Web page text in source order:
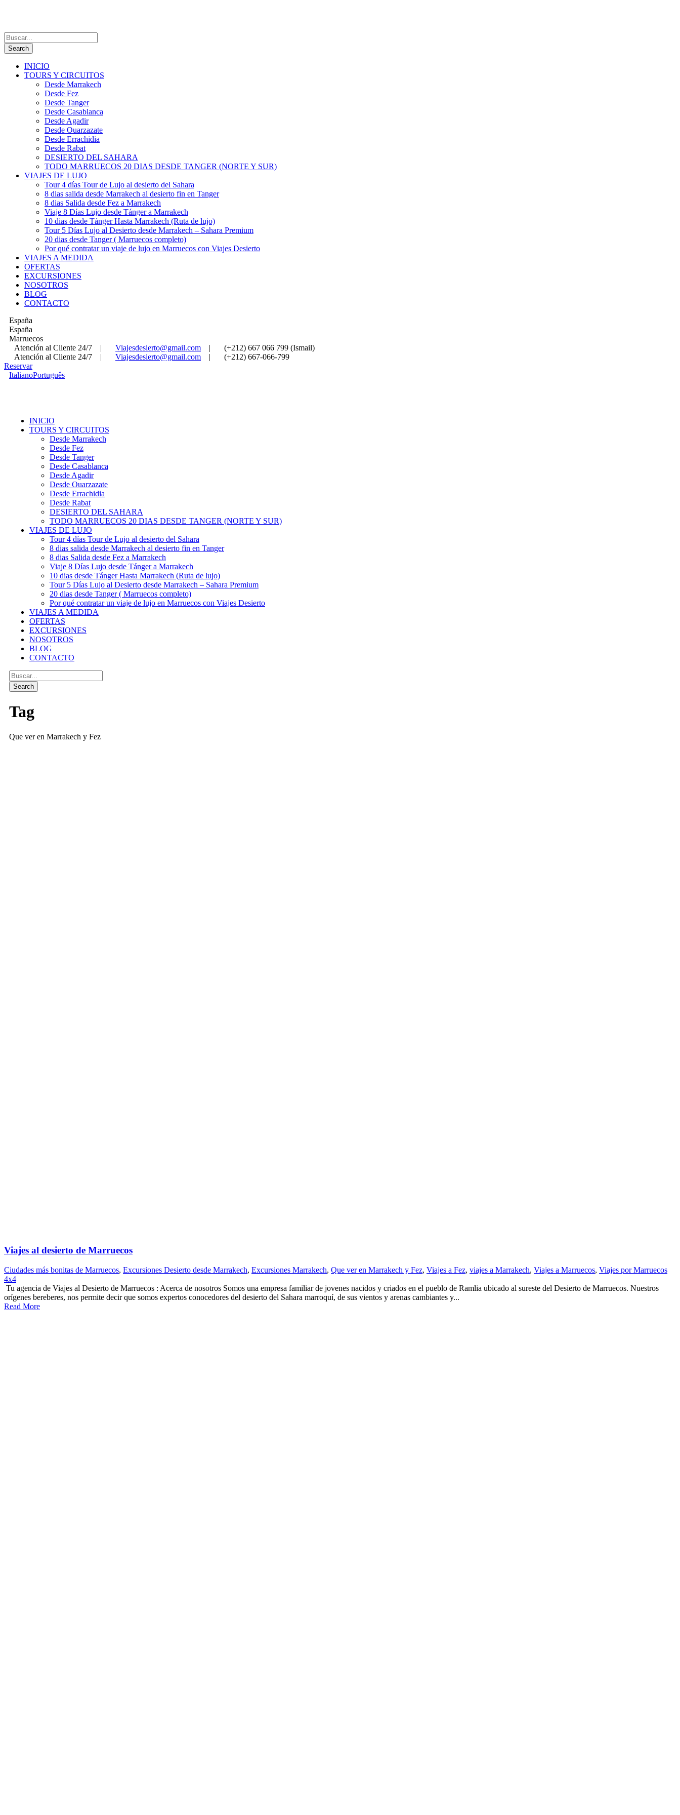
INICIO
TOURS Y CIRCUITOS
Desde Marrakech
Desde Fez
Desde Tanger
Desde Casablanca
Desde Agadir
Desde Ouarzazate
Desde Errachidia
Desde Rabat
DESIERTO DEL SAHARA
TODO MARRUECOS 20 DIAS DESDE TANGER (NORTE Y SUR)
VIAJES DE LUJO
Tour 4 días Tour de Lujo al desierto del Sahara
8 dias salida desde Marrakech al desierto fin en Tanger
8 dias Salida desde Fez a Marrakech
Viaje 8 Días Lujo desde Tánger a Marrakech
10 dias desde Tánger Hasta Marrakech (Ruta de lujo)
Tour 5 Días Lujo al Desierto desde Marrakech – Sahara Premium
20 dias desde Tanger ( Marruecos completo)
Por qué contratar un viaje de lujo en Marruecos con Viajes Desierto
VIAJES A MEDIDA
OFERTAS
EXCURSIONES
NOSOTROS
BLOG
CONTACTO
España
España
Marruecos
Atención al Cliente 24/7
| Viajesdesierto@gmail.com |
(+212) 667 066 799 (Ismail)
Atención al Cliente 24/7
| Viajesdesierto@gmail.com |
(+212) 667-066-799
Reservar
ItalianoPortuguês
INICIO
TOURS Y CIRCUITOS
Desde Marrakech
Desde Fez
Desde Tanger
Desde Casablanca
Desde Agadir
Desde Ouarzazate
Desde Errachidia
Desde Rabat
DESIERTO DEL SAHARA
TODO MARRUECOS 20 DIAS DESDE TANGER (NORTE Y SUR)
VIAJES DE LUJO
Tour 4 días Tour de Lujo al desierto del Sahara
8 dias salida desde Marrakech al desierto fin en Tanger
8 dias Salida desde Fez a Marrakech
Viaje 8 Días Lujo desde Tánger a Marrakech
10 dias desde Tánger Hasta Marrakech (Ruta de lujo)
Tour 5 Días Lujo al Desierto desde Marrakech – Sahara Premium
20 dias desde Tanger ( Marruecos completo)
Por qué contratar un viaje de lujo en Marruecos con Viajes Desierto
VIAJES A MEDIDA
OFERTAS
EXCURSIONES
NOSOTROS
BLOG
CONTACTO
Tag
Que ver en Marrakech y Fez
Viajes al desierto de Marruecos
Ciudades más bonitas de Marruecos, Excursiones Desierto desde Marrakech, Excursiones Marrakech, Que ver en Marrakech y Fez, Viajes a Fez, viajes a Marrakech, Viajes a Marruecos, Viajes por Marruecos
4x4
Tu agencia de Viajes al Desierto de Marruecos : Acerca de nosotros Somos una empresa familiar de jovenes nacidos y criados en el pueblo de Ramlia ubicado al sureste del Desierto de Marruecos. Nuestros
orígenes bereberes, nos permite decir que somos expertos conocedores del desierto del Sahara marroquí, de sus vientos y arenas cambiantes y...
Read More